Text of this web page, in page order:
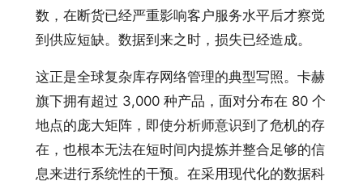
数，在断货已经严重影响客户服务水平后才察觉
到供应短缺。数据到来之时，损失已经造成。
这正是全球复杂库存网络管理的典型写照。卡赫
旗下拥有超过 3,000 种产品，面对分布在 80 个
地点的庞大矩阵，即使分析师意识到了危机的存
在，也根本无法在短时间内提炼并整合足够的信
息来进行系统性的干预。在采用现代化的数据科